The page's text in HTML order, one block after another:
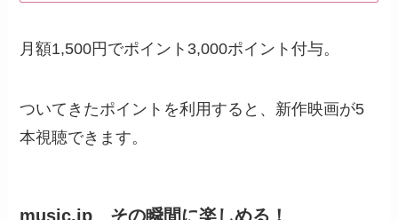
月額1,500円でポイント3,000ポイント付与。
ついてきたポイントを利用すると、新作映画が5
本視聴できます。
music.jp その瞬間に楽しめる！